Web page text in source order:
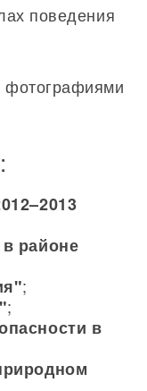
поведения
фотографиями
районе
;
;
в